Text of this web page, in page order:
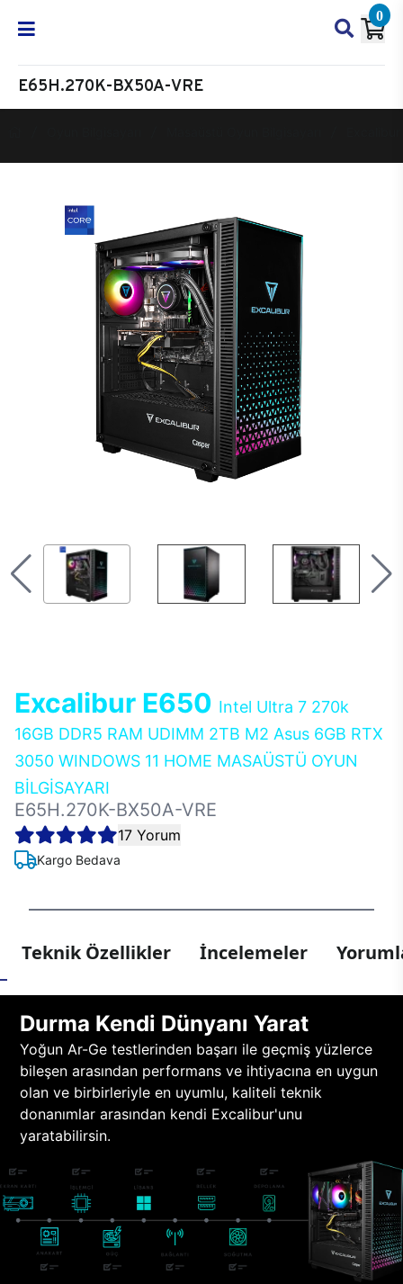
0
E65H.270K-BX50A-VRE
Excalibur E650 Intel Ultra 7 270k
16GB DDR5 RAM UDIMM 2TB M2 Asus 6GB RTX
3050 WINDOWS 11 HOME MASAÜSTÜ OYUN
BİLGİSAYARI
E65H.270K-BX50A-VRE
17 Yorum
Kargo Bedava
Teknik Özellikler İncelemeler
Durma Kendi Dünyanı Yarat
Yoğun Ar-Ge testlerinden başarı ile geçmiş yüzlerce
bileşen arasından performans ve ihtiyacına en uygun
olan ve birbirleriyle en uyumlu, kaliteli teknik
donanımlar arasından kendi Excalibur'unu
yaratabilirsin.